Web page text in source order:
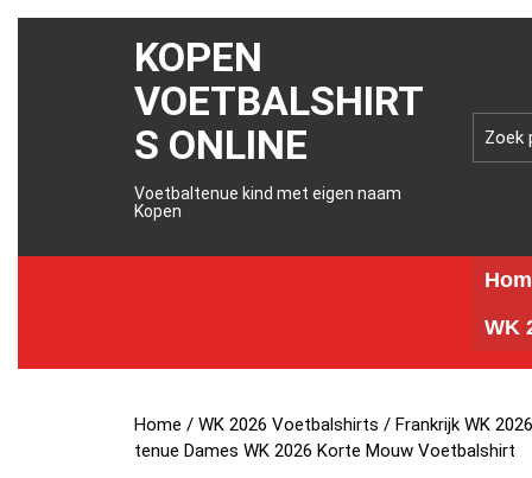
KOPEN
VOETBALSHIRT
S ONLINE
Voetbaltenue kind met eigen naam
Kopen
WK
Home /WK 2026 Voetbalshirts /Frankrijk WK
tenue Dames WK 2026 Korte Mouw Voetbalshirt